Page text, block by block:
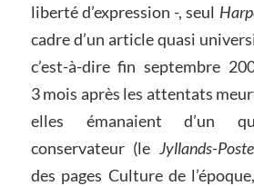
liberté d’expression -, seul
cadre d’un article quasi
c’est-à-dire fin septembre
3 mois après les attentats
elles émanaient d’un
conservateur (le Jyllands-
des pages Culture de